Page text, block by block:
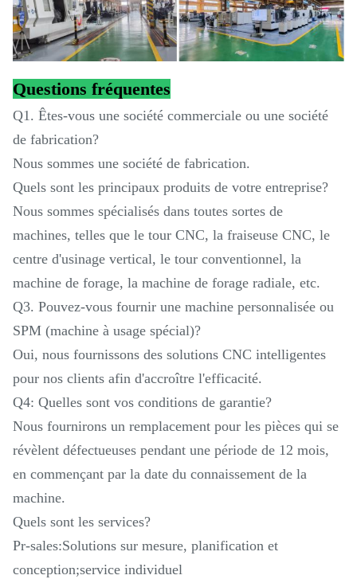
Questions fréquentes
Q1. Êtes-vous une société commerciale ou une société
de fabrication?
Nous sommes une société de fabrication.
Quels sont les principaux produits de votre entreprise?
Nous sommes spécialisés dans toutes sortes de
machines, telles que le tour CNC, la fraiseuse CNC, le
centre d'usinage vertical, le tour conventionnel, la
machine de forage, la machine de forage radiale, etc.
Q3. Pouvez-vous fournir une machine personnalisée ou
SPM (machine à usage spécial)?
Oui, nous fournissons des solutions CNC intelligentes
pour nos clients afin d'accroître l'efficacité.
Q4: Quelles sont vos conditions de garantie?
Nous fournirons un remplacement pour les pièces qui se
révèlent défectueuses pendant une période de 12 mois,
en commençant par la date du connaissement de la
machine.
Quels sont les services?
Pr-sales:Solutions sur mesure, planification et
conception;service individuel